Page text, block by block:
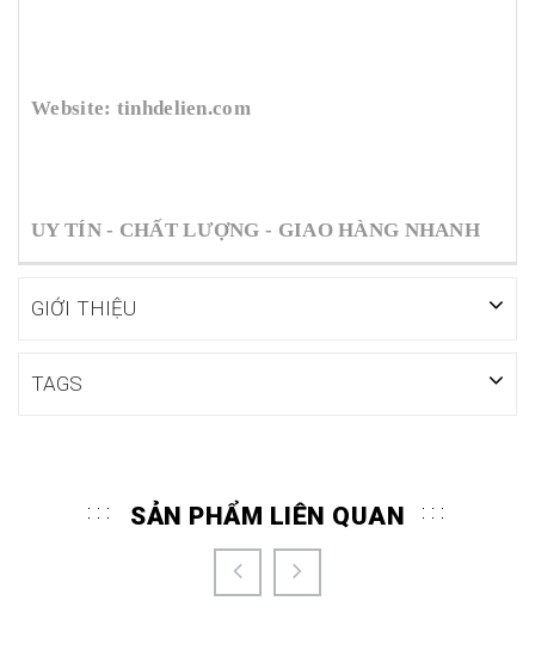
Website: tinhdelien.com
UY TÍN - CHẤT LƯỢNG - GIAO HÀNG NHANH
GIỚI THIỆU
TAGS
SẢN PHẨM LIÊN QUAN